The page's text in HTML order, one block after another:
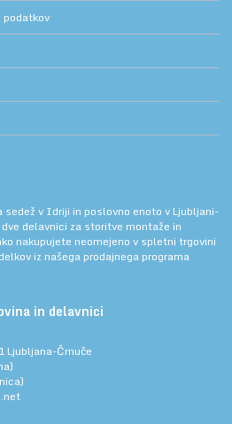
sedež v Idriji in poslovno enoto v Ljubljani-
delavnici za storitve montaže in
nakupujete neomejeno v spletni trgovini
iz našega prodajnega programa
in delavnici
Ljubljana-Črnuče